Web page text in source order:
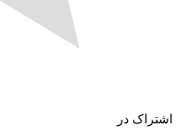
اشتراک در